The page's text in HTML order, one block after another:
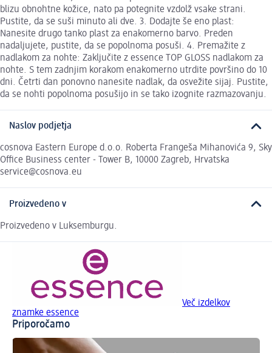
blizu obnohtne kožice, nato pa potegnite vzdolž vsake strani.
Pustite, da se suši minuto ali dve. 3. Dodajte še eno plast:
Nanesite drugo tanko plast za enakomerno barvo. Preden
nadaljujete, pustite, da se popolnoma posuši. 4. Premažite z
nadlakom za nohte: Zaključite z essence TOP GLOSS nadlakom za
nohte. S tem zadnjim korakom enakomerno utrdite površino do 10
dni. Četrti dan ponovno nanesite nadlak, da osvežite sijaj. Pustite,
da se nohti popolnoma posušijo in se tako izognite razmazovanju.
Naslov podjetja
cosnova Eastern Europe d.o.o. Roberta Frangeša Mihanovića 9, Sky
Office Business center - Tower B, 10000 Zagreb, Hrvatska
service@cosnova.eu
Proizvedeno v
Proizvedeno v Luksemburgu.
Več izdelkov
znamke essence
Priporočamo